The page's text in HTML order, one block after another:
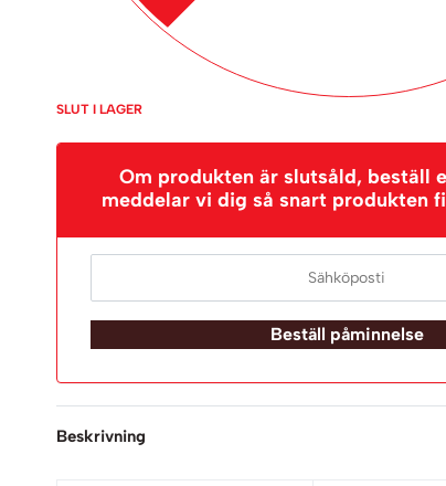
SLUT I LAGER
Om produkten är slutsåld, beställ
meddelar vi dig så snart produkten
Beställ påminnelse
Beskrivning